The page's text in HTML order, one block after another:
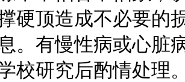
硬顶造成不必要的
。有慢性病或心脏
校研究后酌情处理